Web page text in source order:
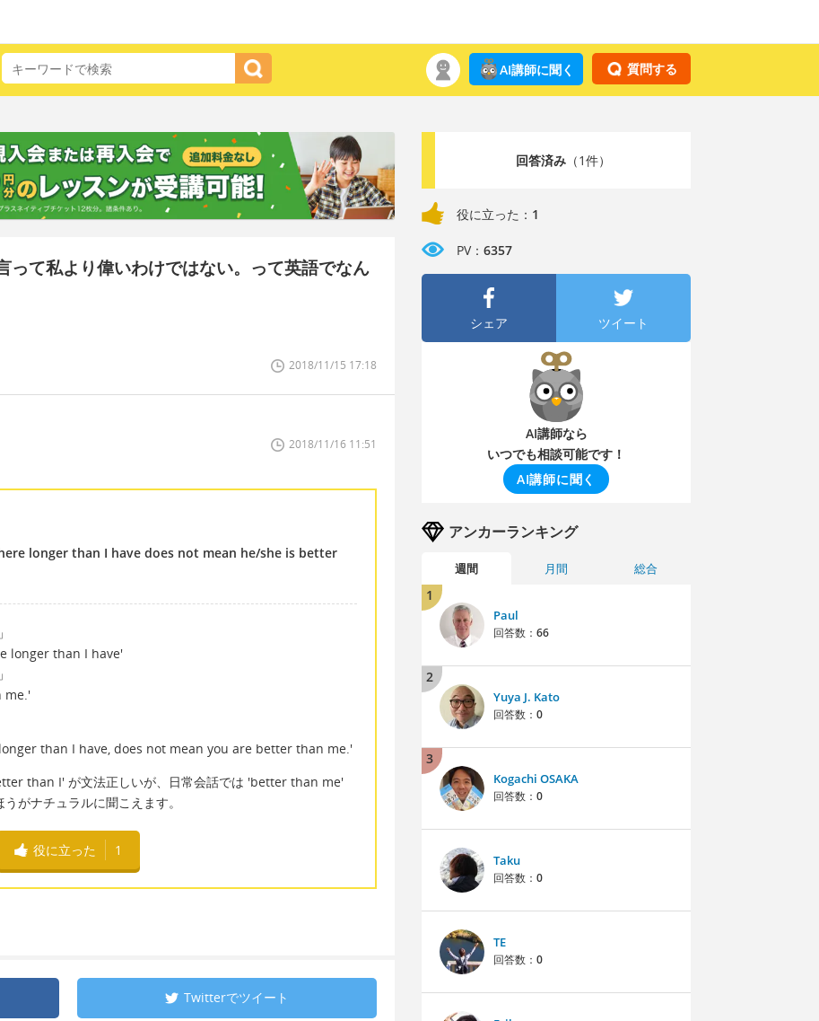
質問する
AI講師に聞く
って私より偉いわけではない。って英語でなん
2018/11/15 17:18
2018/11/16 11:51
longer than I have does not mean he/she is better
longer than I have'
me.'
than I have, does not mean you are better than me.'
than I' が文法正しいが、日常会話では 'better than me'
がナチュラルに聞こえます。
役に立った 1
Twitterでツイート
回答済み（1件）
役に立った： 1
PV： 6357
シェア ツイート
AI講師なら
いつでも相談可能です！
AI講師に聞く
アンカーランキング
週間 月間 総合
1
Paul
回答数： 66
2
Yuya J. Kato
回答数： 0
3
Kogachi OSAKA
回答数： 0
Taku
回答数： 0
TE
回答数： 0